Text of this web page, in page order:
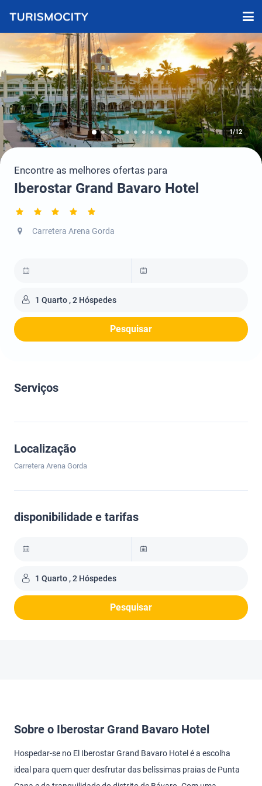
1/12
Encontre as melhores ofertas para
Iberostar Grand Bavaro Hotel
Carretera Arena Gorda
1 Quarto , 2 Hóspedes
Pesquisar
Serviços
Localização
Carretera Arena Gorda
disponibilidade e tarifas
1 Quarto , 2 Hóspedes
Pesquisar
Sobre o Iberostar Grand Bavaro Hotel
Hospedar-se no El Iberostar Grand Bavaro Hotel é a escolha
ideal para quem quer desfrutar das belíssimas praias de Punta